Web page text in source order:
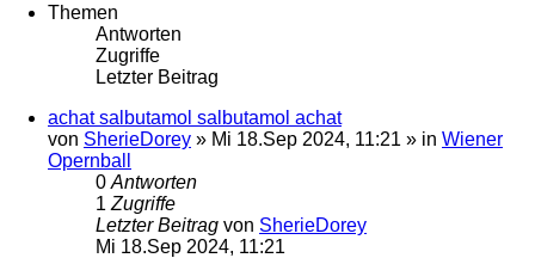
Themen
Antworten
Zugriffe
Letzter Beitrag
achat salbutamol salbutamol achat
von SherieDorey » Mi 18.Sep 2024, 11:21 » in Wiener
Opernball
0 Antworten
1 Zugriffe
Letzter Beitrag von SherieDorey
Mi 18.Sep 2024, 11:21